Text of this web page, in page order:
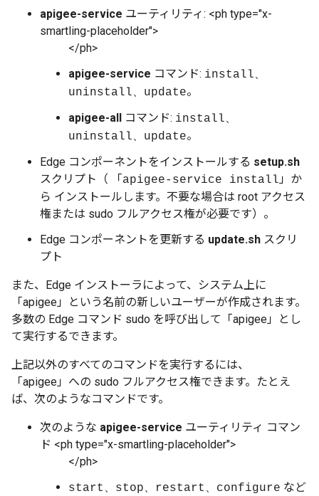
apigee-service ユーティリティ: <ph type="x-
smartling-placeholder">
</ph>
apigee-service コマンド: install、
uninstall、update。
apigee-all コマンド: install、
uninstall、update。
Edge コンポーネントをインストールする setup.sh
スクリプト（ 「apigee-service install」か
ら インストールします。不要な場合は root アクセス
権または sudo フルアクセス権が必要です）。
Edge コンポーネントを更新する update.sh スクリ
プト
また、Edge インストーラによって、システム上に
「apigee」という名前の新しいユーザーが作成されます。
多数の Edge コマンド sudo を呼び出して「apigee」とし
て実行するできます。
上記以外のすべてのコマンドを実行するには、
「apigee」への sudo フルアクセス権できます。たとえ
ば、次のようなコマンドです。
次のような apigee-service ユーティリティ コマン
ド <ph type="x-smartling-placeholder">
</ph>
start、stop、restart、configure など